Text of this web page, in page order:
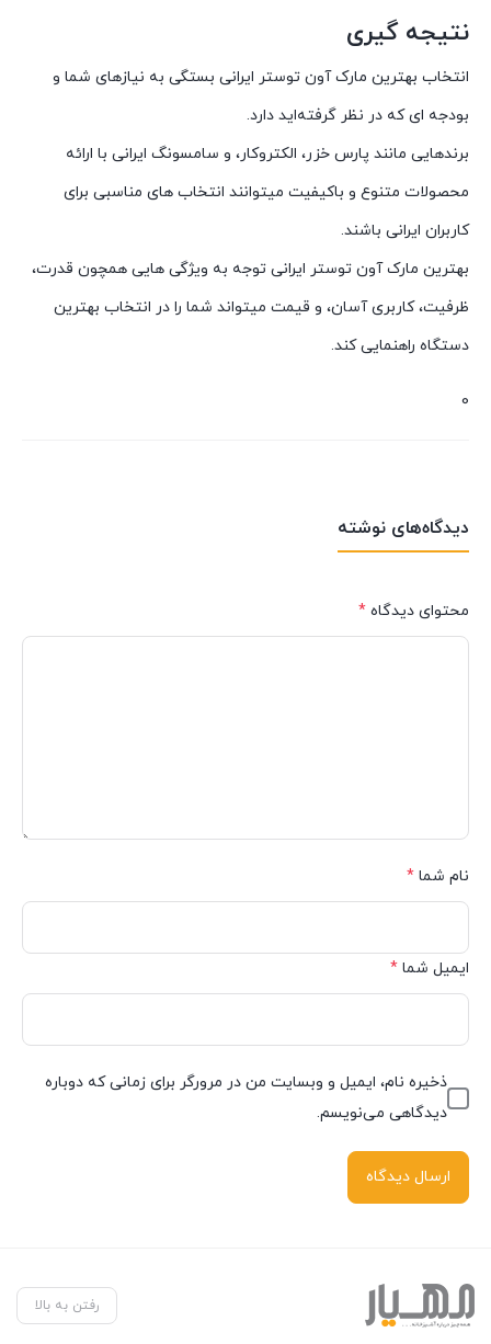
نتیجه‌ گیری
انتخاب بهترین مارک آون توستر ایرانی بستگی به نیازهای شما و
بودجه‌ ای که در نظر گرفته‌اید دارد.
برندهایی مانند پارس خزر، الکتروکار، و سامسونگ ایرانی با ارائه
محصولات متنوع و باکیفیت میتوانند انتخاب‌ های مناسبی برای
کاربران ایرانی باشند.
بهترین مارک آون توستر ایرانی توجه به ویژگی‌ هایی همچون قدرت،
ظرفیت، کاربری آسان، و قیمت میتواند شما را در انتخاب بهترین
دستگاه راهنمایی کند.
0
دیدگاه‌های نوشته
محتوای دیدگاه *
نام شما *
ایمیل شما *
ذخیره نام، ایمیل و وبسایت من در مرورگر برای زمانی که دوباره
دیدگاهی می‌نویسم.
رفتن به بالا